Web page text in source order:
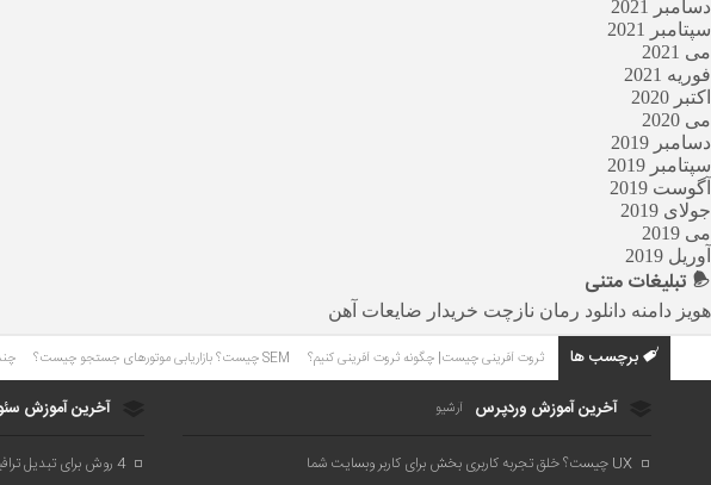
دسامبر 2021
سپتامبر 2021
می 2021
فوریه 2021
اکتبر 2020
می 2020
دسامبر 2019
سپتامبر 2019
آگوست 2019
جولای 2019
می 2019
آوریل 2019
تبلیغاتمتنی
هویز دامنه دانلود رمان نازچت خریدار ضایعات آهن
برچسب ها ثروت آفرینی چیست| چگونه ثروت آفرینی کنیم؟ SEM چیست؟ بازاریابی موتورهای جستجو چیست؟
آخرین آموزش وردپرس آرشیو
UX چیست؟ خلق تجربه کاربری بخش برای کاربر وبسایت شما
آخرین آموزش
4 روش برای تبدیل ترافیک ارگانیک به لید و افزایش فروش